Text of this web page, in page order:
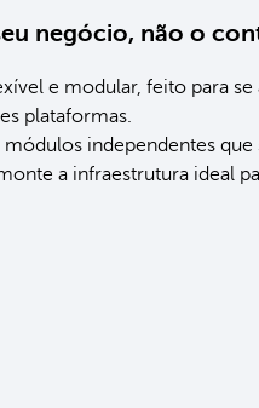
negócio, não o
e modular, feito para se
plataformas.
independentes que
a infraestrutura ideal